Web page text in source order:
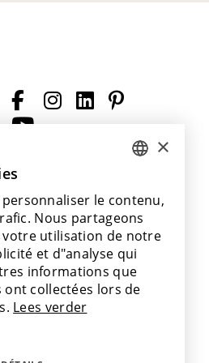
Avec le soutien de
ENGLISH
POLISH
FRENCH
GERMAN
×
le contenu,
Nous partageons
utilisation de notre
et d"analyse qui
informations que
collectées lors de
Lees verder